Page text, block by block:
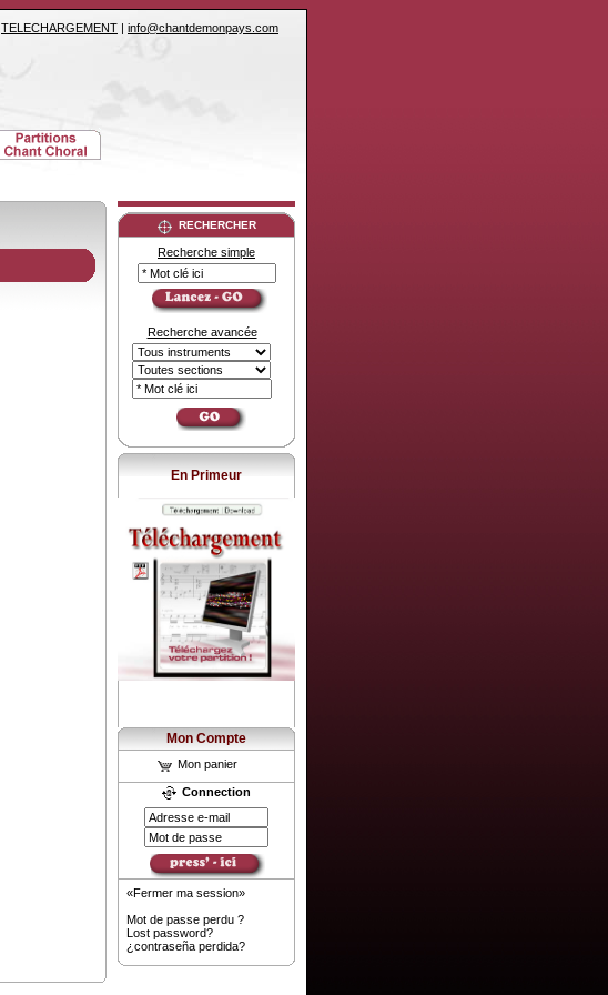
TELECHARGEMENT | info@chantdemonpays.com
RECHERCHER
Recherche simple
Recherche avancée
En Primeur
Mon Compte
Mon panier
Connection
«Fermer ma session»
Mot de passe perdu ?
Lost password?
¿contraseña perdida?